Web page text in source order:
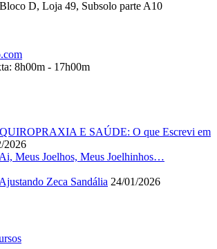
D, Loja 49, Subsolo parte A10
8h00m - 17h00m
E SAÚDE: O que Escrevi em
2026
Meus Joelhos, Meus Joelhinhos…
Zeca Sandália 24/01/2026